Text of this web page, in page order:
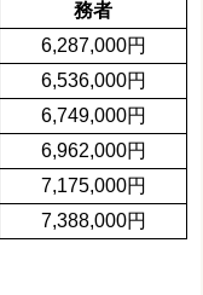
務者
6,287,000円
6,536,000円
6,749,000円
6,962,000円
7,175,000円
7,388,000円